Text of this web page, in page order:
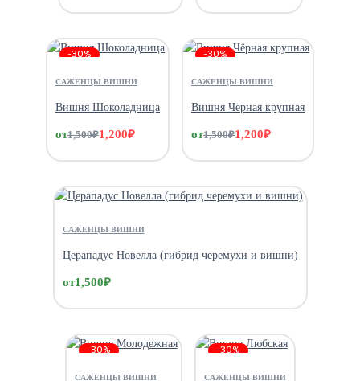
-30%
САЖЕНЦЫ ВИШНИ
Вишня Шоколадница
от1,500₽1,200₽
-30%
САЖЕНЦЫ ВИШНИ
Вишня Чёрная крупная
от1,500₽1,200₽
САЖЕНЦЫ ВИШНИ
Церападус Новелла (гибрид черемухи и вишни)
от1,500₽
-30%
САЖЕНЦЫ ВИШНИ
-30%
САЖЕНЦЫ ВИШНИ